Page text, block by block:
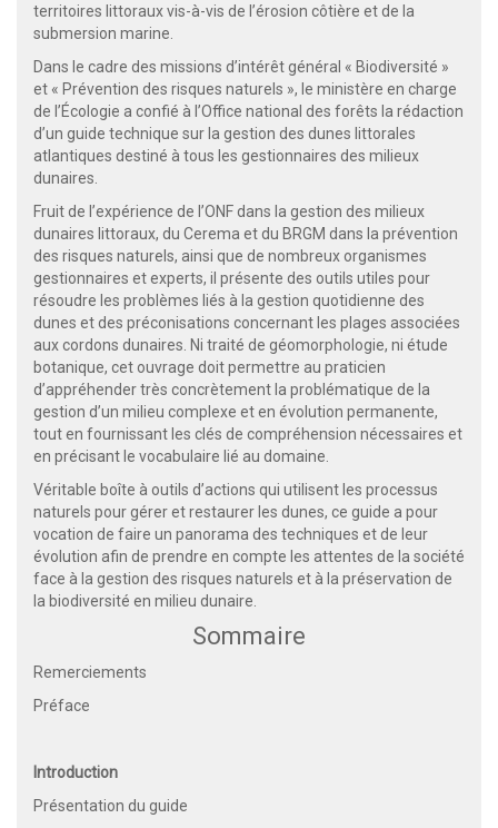
territoires littoraux vis-à-vis de l’érosion côtière et de la
submersion marine.
Dans le cadre des missions d’intérêt général « Biodiversité »
et « Prévention des risques naturels », le ministère en charge
de l’Écologie a confié à l’Office national des forêts la rédaction
d’un guide technique sur la gestion des dunes littorales
atlantiques destiné à tous les gestionnaires des milieux
dunaires.
Fruit de l’expérience de l’ONF dans la gestion des milieux
dunaires littoraux, du Cerema et du BRGM dans la prévention
des risques naturels, ainsi que de nombreux organismes
gestionnaires et experts, il présente des outils utiles pour
résoudre les problèmes liés à la gestion quotidienne des
dunes et des préconisations concernant les plages associées
aux cordons dunaires. Ni traité de géomorphologie, ni étude
botanique, cet ouvrage doit permettre au praticien
d’appréhender très concrètement la problématique de la
gestion d’un milieu complexe et en évolution permanente,
tout en fournissant les clés de compréhension nécessaires et
en précisant le vocabulaire lié au domaine.
Véritable boîte à outils d’actions qui utilisent les processus
naturels pour gérer et restaurer les dunes, ce guide a pour
vocation de faire un panorama des techniques et de leur
évolution afin de prendre en compte les attentes de la société
face à la gestion des risques naturels et à la préservation de
la biodiversité en milieu dunaire.
Sommaire
Remerciements
Préface
Introduction
Présentation du guide